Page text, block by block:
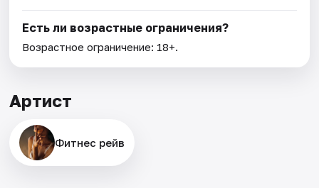
Есть ли возрастные ограничения?
Возрастное ограничение: 18+.
Артист
Фитнес рейв